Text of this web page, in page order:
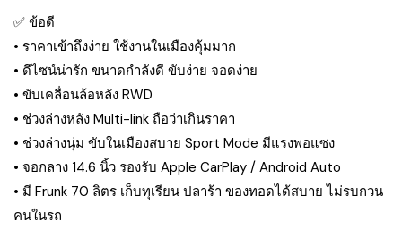
✅ ข้อดี
• ราคาเข้าถึงง่าย ใช้งานในเมืองคุ้มมาก
• ดีไซน์น่ารัก ขนาดกำลังดี ขับง่าย จอดง่าย
• ขับเคลื่อนล้อหลัง RWD
• ช่วงล่างหลัง Multi-link ถือว่าเกินราคา
• ช่วงล่างนุ่ม ขับในเมืองสบาย Sport Mode มีแรงพอแซง
• จอกลาง 14.6 นิ้ว รองรับ Apple CarPlay / Android Auto
• มี Frunk 70 ลิตร เก็บทุเรียน ปลาร้า ของทอดได้สบาย ไม่รบกวน
คนในรถ